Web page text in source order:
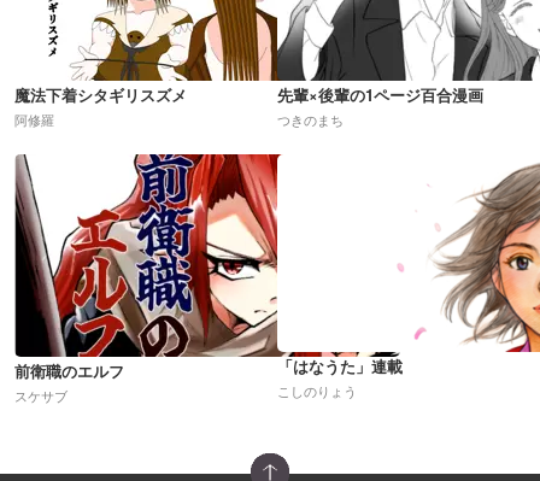
魔法下着シタギリスズメ
阿修羅
先輩×後輩の1ページ百合漫画
つきのまち
前衛職のエルフ
スケサブ
「はなうた」連載
こしのりょう